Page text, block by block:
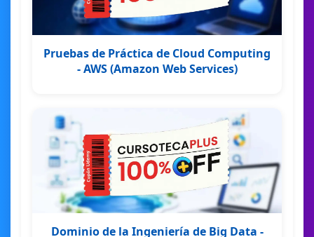
Pruebas de Práctica de Cloud Computing
- AWS (Amazon Web Services)
Dominio de la Ingeniería de Big Data -